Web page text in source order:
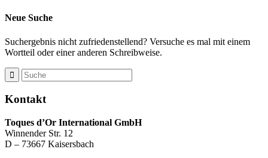
Neue Suche
Suchergebnis nicht zufriedenstellend? Versuche es mal mit einem
Wortteil oder einer anderen Schreibweise.
Kontakt
Toques d’Or International GmbH
Winnender Str. 12
D – 73667 Kaisersbach